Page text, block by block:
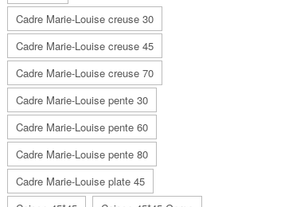
Cadre Marie-Louise creuse 30
Cadre Marie-Louise creuse 45
Cadre Marie-Louise creuse 70
Cadre Marie-Louise pente 30
Cadre Marie-Louise pente 60
Cadre Marie-Louise pente 80
Cadre Marie-Louise plate 45